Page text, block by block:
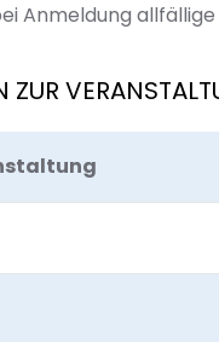
Anmeldung
ZUR